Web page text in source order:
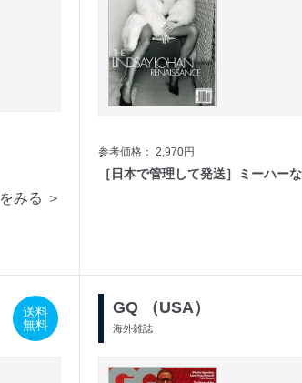
みる ＞
参考価格： 2,970円
［日本で管理して発送］ミーハー
送料
無料
GQ （USA）
海外雑誌